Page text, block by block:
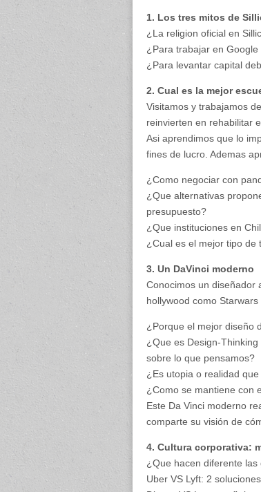
1. Los tres mitos de
¿La religion oficial en
¿Para trabajar en
¿Para levantar capital
2. Cual es la mejor
Visitamos y trabajamos
reinvierten en rehabilitar
Asi aprendimos que lo
fines de lucro. Ademas
¿Como negociar con
¿Que alternativas
presupuesto?
¿Que instituciones en
¿Cual es el mejor tipo de
3. Un DaVinci moderno
Conocimos un diseñador
hollywood como
¿Porque el mejor diseño
¿Que es Design-
sobre lo que pensamos?
¿Es utopia o realidad
¿Como se mantiene con
Este Da Vinci moderno
comparte su visión de
4. Cultura corporativa:
¿Que hacen diferente
Uber VS Lyft: 2